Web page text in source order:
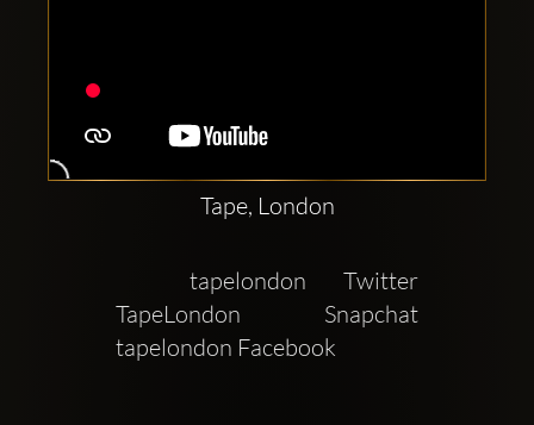
sociala
konton
Tape, London
  tapelondon Twitter
TapeLondon Snapchat
tapelondon Facebook